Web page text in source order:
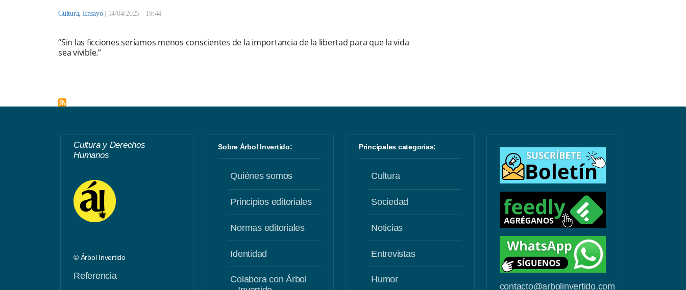
Cultura, Ensayo 14/04/2025 - 19:44
“Sin las ficciones seríamos menos conscientes de la importancia de la libertad para que la vida
sea vivible.”
Cultura y Derechos
Humanos
© Árbol Invertido
Referencia
Sobre Árbol Invertido:
Quiénes somos
Principios editoriales
Normas editoriales
Identidad
Colabora con Árbol
Principales categorías:
Cultura
Sociedad
Noticias
Entrevistas
Humor
contacto@arbolinvertido.com